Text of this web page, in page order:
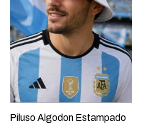
Piluso Algodon Estampado